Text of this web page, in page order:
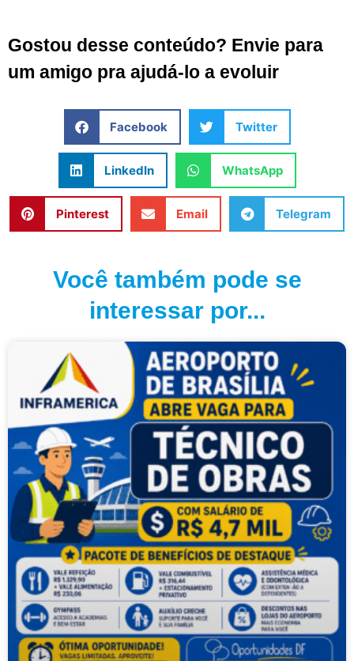
Gostou desse conteúdo? Envie para
um amigo pra ajudá-lo a evoluir
Facebook Twitter
LinkedIn WhatsApp
Pinterest Email Telegram
Você também pode se
interessar por...